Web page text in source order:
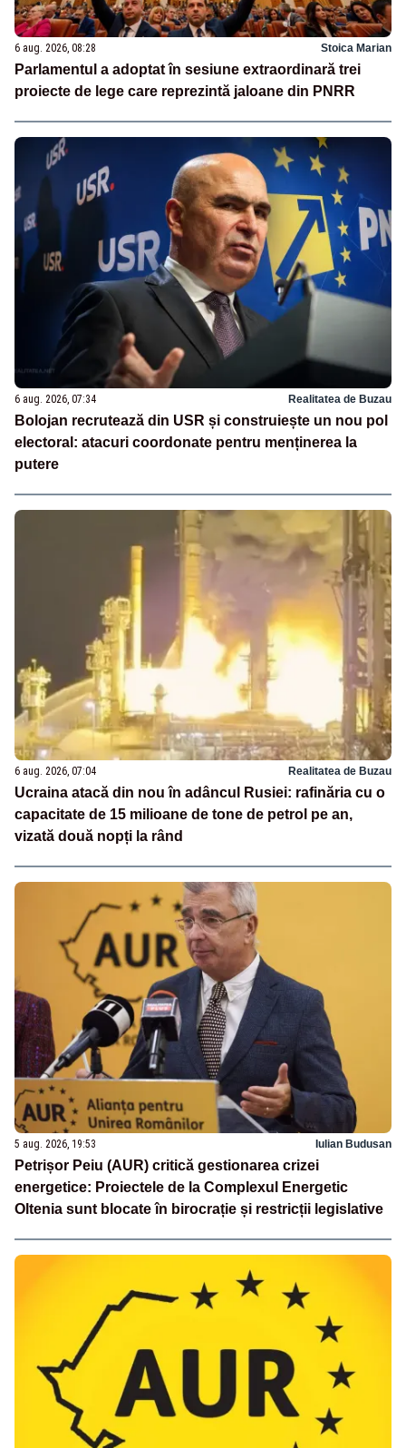
6 aug. 2026, 08:28 Stoica Marian
Parlamentul a adoptat în sesiune extraordinară trei
proiecte de lege care reprezintă jaloane din PNRR
6 aug. 2026, 07:34 Realitatea de Buzau
Bolojan recrutează din USR și construiește un nou pol
electoral: atacuri coordonate pentru menținerea la
putere
6 aug. 2026, 07:04 Realitatea de Buzau
Ucraina atacă din nou în adâncul Rusiei: rafinăria cu o
capacitate de 15 milioane de tone de petrol pe an,
vizată două nopți la rând
5 aug. 2026, 19:53 Iulian Budusan
Petrișor Peiu (AUR) critică gestionarea crizei
energetice: Proiectele de la Complexul Energetic
Oltenia sunt blocate în birocrație și restricții legislative